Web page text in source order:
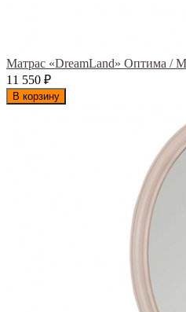
Матрас «DreamLand» Оптима /
11 550 ₽
В корзину